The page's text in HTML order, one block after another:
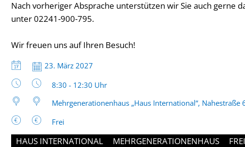
Nach vorheriger Absprache unterstützen wir Sie auch gerne
unter 02241-900-795.
Wir freuen uns auf Ihren Besuch!
Datum:
23. März 2027
Uhrzeit:
8:30 - 12:30 Uhr
Mehrgenerationenhaus „Haus International“,
Frei
HAUS INTERNATIONAL MEHRGENERATIONENHAUS